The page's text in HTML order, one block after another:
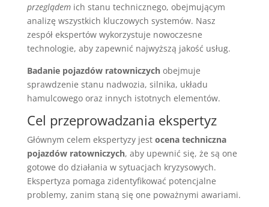
przeglądemich stanu technicznego, obejmującym
analizę wszystkich kluczowych systemów. Nasz
zespół ekspertów wykorzystuje nowoczesne
technologie, aby zapewnić najwyższą jakość usług.
Badanie pojazdów ratowniczychobejmuje
sprawdzenie stanu nadwozia, silnika, układu
hamulcowego oraz innych istotnych elementów.
Cel przeprowadzania ekspertyz
Głównym celem ekspertyzy jest ocena techniczna
pojazdów ratowniczych, aby upewnić się, że są one
gotowe do działania w sytuacjach kryzysowych.
Ekspertyza pomaga zidentyfikować potencjalne
problemy, zanim staną się one poważnymi awariami.